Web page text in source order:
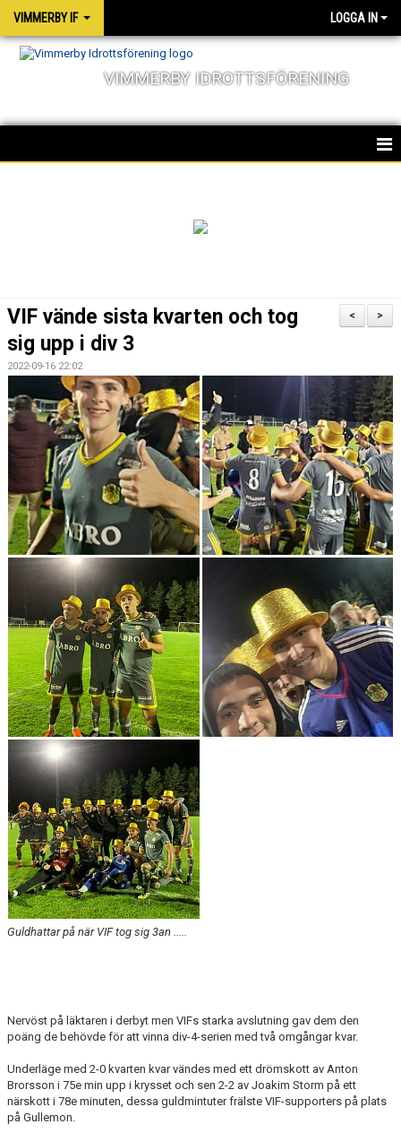
VIMMERBY IF LOGGA IN
VIMMERBY IDROTTSFÖRENING
OM FÖRENINGEN
SOCIALA ANSVAR
BARN & UNGDOMSVERKSAMHET
STÖTTA VIF
KONTAKT / BOKNING
>
<
VIF vände sista kvarten och tog
sig upp i div 3
2022-09-16 22:02
Guldhattar på när VIF tog sig 3an .....
Nervöst på läktaren i derbyt men VIFs starka avslutning gav dem den
poäng de behövde för att vinna div-4-serien med två omgångar kvar.
Underläge med 2-0 kvarten kvar vändes med ett drömskott av Anton
Brorsson i 75e min upp i krysset och sen 2-2 av Joakim Storm på ett
närskott i 78e minuten, dessa guldmintuter frälste VIF-supporters på plats
på Gullemon.